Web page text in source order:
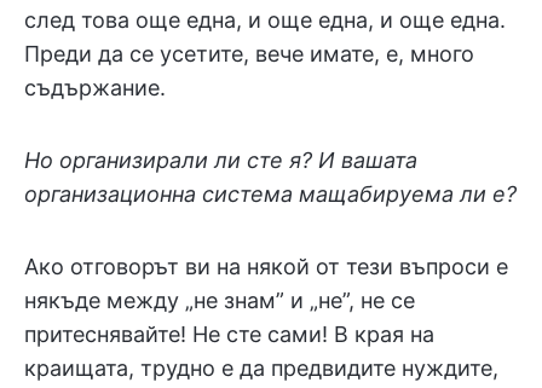
след това още една, и още една, и още една.
Преди да се усетите, вече имате, е, много
съдържание.
Но организирали ли сте я? И вашата
организационна система мащабируема ли е?
Ако отговорът ви на някой от тези въпроси е
някъде между „не знам” и „не”, не се
притеснявайте! Не сте сами! В края на
краищата, трудно е да предвидите нуждите,